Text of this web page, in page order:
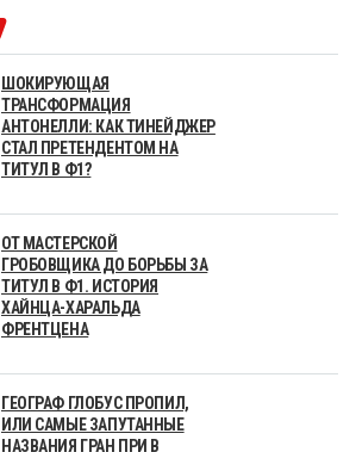
ШОКИРУЮЩАЯ
ТРАНСФОРМАЦИЯ
АНТОНЕЛЛИ: КАК ТИНЕЙДЖЕР
СТАЛ ПРЕТЕНДЕНТОМ НА
ТИТУЛ В Ф1?
ОТ МАСТЕРСКОЙ
ГРОБОВЩИКА ДО БОРЬБЫ ЗА
ТИТУЛ В Ф1. ИСТОРИЯ
ХАЙНЦА-ХАРАЛЬДА
ФРЕНТЦЕНА
ГЕОГРАФ ГЛОБУС ПРОПИЛ,
ИЛИ САМЫЕ ЗАПУТАННЫЕ
НАЗВАНИЯ ГРАН ПРИ В